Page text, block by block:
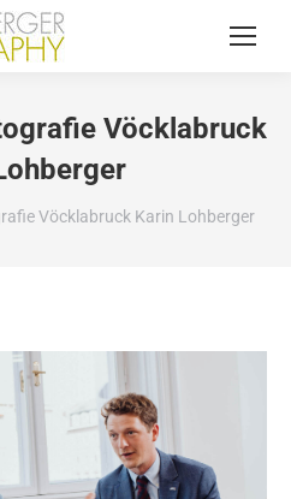
Vöcklabruck
Vöcklabruck Karin Lohberger